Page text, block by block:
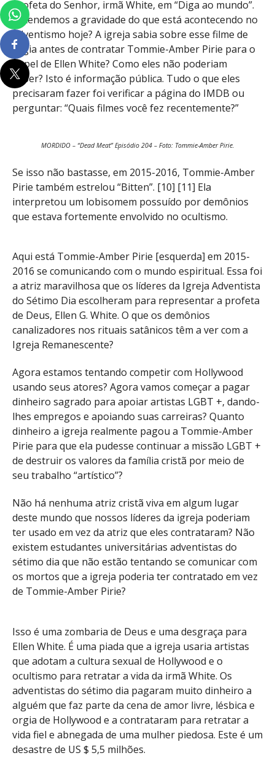
profeta do Senhor, irmã White, em “Diga ao mundo”.
Entendemos a gravidade do que está acontecendo no
adventismo hoje? A igreja sabia sobre esse filme de
orgia antes de contratar Tommie-Amber Pirie para o
papel de Ellen White? Como eles não poderiam
saber? Isto é informação pública. Tudo o que eles
precisaram fazer foi verificar a página do IMDB ou
perguntar: “Quais filmes você fez recentemente?”
MORDIDO – “Dead Meat” Episódio 204 – Foto: Tommie-Amber Pirie.
Se isso não bastasse, em 2015-2016, Tommie-Amber
Pirie também estrelou “Bitten”. [10] [11] Ela
interpretou um lobisomem possuído por demônios
que estava fortemente envolvido no ocultismo.
Aqui está Tommie-Amber Pirie [esquerda] em 2015-
2016 se comunicando com o mundo espiritual. Essa foi
a atriz maravilhosa que os líderes da Igreja Adventista
do Sétimo Dia escolheram para representar a profeta
de Deus, Ellen G. White. O que os demônios
canalizadores nos rituais satânicos têm a ver com a
Igreja Remanescente?
Agora estamos tentando competir com Hollywood
usando seus atores? Agora vamos começar a pagar
dinheiro sagrado para apoiar artistas LGBT +, dando-
lhes empregos e apoiando suas carreiras? Quanto
dinheiro a igreja realmente pagou a Tommie-Amber
Pirie para que ela pudesse continuar a missão LGBT +
de destruir os valores da família cristã por meio de
seu trabalho “artístico”?
Não há nenhuma atriz cristã viva em algum lugar
deste mundo que nossos líderes da igreja poderiam
ter usado em vez da atriz que eles contrataram? Não
existem estudantes universitárias adventistas do
sétimo dia que não estão tentando se comunicar com
os mortos que a igreja poderia ter contratado em vez
de Tommie-Amber Pirie?
Isso é uma zombaria de Deus e uma desgraça para
Ellen White. É uma piada que a igreja usaria artistas
que adotam a cultura sexual de Hollywood e o
ocultismo para retratar a vida da irmã White. Os
adventistas do sétimo dia pagaram muito dinheiro a
alguém que faz parte da cena de amor livre, lésbica e
orgia de Hollywood e a contrataram para retratar a
vida fiel e abnegada de uma mulher piedosa. Este é um
desastre de US $ 5,5 milhões.